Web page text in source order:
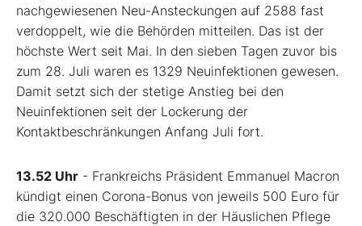
nachgewiesenen Neu-Ansteckungen auf 2588 fast
verdoppelt, wie die Behörden mitteilen. Das ist der
höchste Wert seit Mai. In den sieben Tagen zuvor bis
zum 28. Juli waren es 1329 Neuinfektionen gewesen.
Damit setzt sich der stetige Anstieg bei den
Neuinfektionen seit der Lockerung der
Kontaktbeschränkungen Anfang Juli fort.
13.52 Uhr - Frankreichs Präsident Emmanuel Macron
kündigt einen Corona-Bonus von jeweils 500 Euro für
die 320.000 Beschäftigten in der Häuslichen Pflege